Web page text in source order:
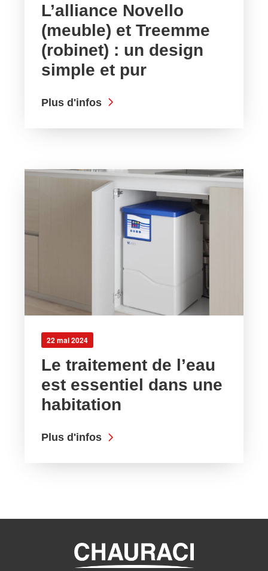
L’alliance Novello
(meuble) et Treemme
(robinet) : un design
simple et pur
Plus d'infos
22 mai 2024
Le traitement de l’eau
est essentiel dans une
habitation
Plus d'infos